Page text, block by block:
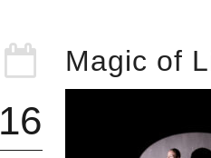
16
Magic of